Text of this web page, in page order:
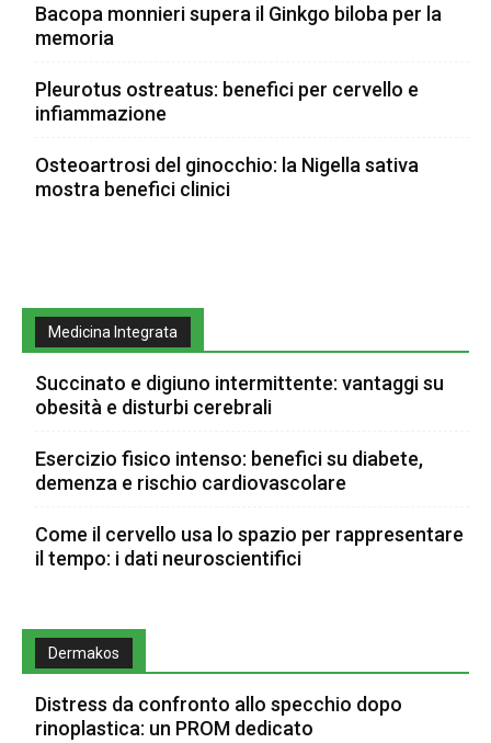
Bacopa monnieri supera il Ginkgo biloba per la
memoria
Pleurotus ostreatus: benefici per cervello e
infiammazione
Osteoartrosi del ginocchio: la Nigella sativa
mostra benefici clinici
Medicina Integrata
Succinato e digiuno intermittente: vantaggi su
obesità e disturbi cerebrali
Esercizio fisico intenso: benefici su diabete,
demenza e rischio cardiovascolare
Come il cervello usa lo spazio per rappresentare
il tempo: i dati neuroscientifici
Dermakos
Distress da confronto allo specchio dopo
rinoplastica: un PROM dedicato